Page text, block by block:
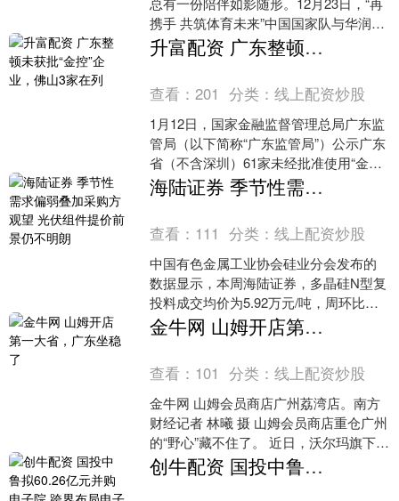
携手 共筑体育未来”中国国家队与华润饮
料合作发布会在北京举行。 新的合作周
期，华润饮料....
升富配资 广东整顿未获批“金控”企业，佛山3家在列
查看：201 分类：线上配资炒股
1月12日，国家金融监督管理总局广东监
管局（以下简称“广东监管局”）公示广东
省（不含深圳）61家未经批准使用“金融
控股”“金融集团”等字样及名称中含有“金
控”字....
海陆证券 季节性需求偏弱叠加采购方观望 光伏组件提价前景仍不明朗
查看： 111 分类：线上配资炒股
中国有色金属工业协会硅业分会发布的
数据显示，本周海陆证券，多晶硅N型复
投料成交均价为5.92万元/吨，周环比上
涨9.83%，N型颗粒硅成交均价为5.58万
元/吨....
金牛网 山姆开店第一大省，广东坐稳了
查看： 101 分类：线上配资炒股
金牛网 山姆会员商店广州荔湾店。南方
财经记者 林曦 摄 山姆会员商店重仓广州
的“野心”藏不住了。 近日，沃尔玛旗下的
山姆会员商店在广州白云区的项目主体
结构顺利封....
创牛配资 国投中鲁拟60.26亿元并购电子院 跨界布局电子信息产业